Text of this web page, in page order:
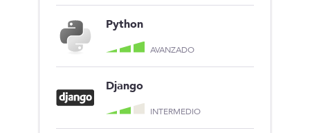
Python
AVANZADO
Django
INTERMEDIO